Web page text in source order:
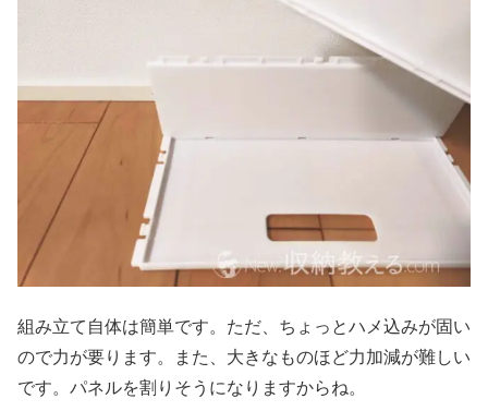
組み立て自体は簡単です。ただ、ちょっとハメ込みが固い
ので力が要ります。また、大きなものほど力加減が難しい
です。パネルを割りそうになりますからね。